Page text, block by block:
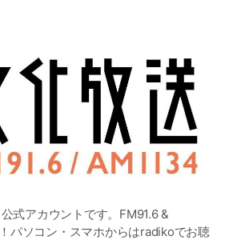
式アカウントです。FM91.6 &
パソコン・スマホからはradikoでお聴